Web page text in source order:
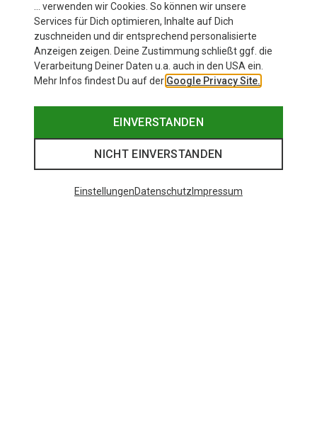
… verwenden wir Cookies. So können wir unsere
Services für Dich optimieren, Inhalte auf Dich
zuschneiden und dir entsprechend personalisierte
Anzeigen zeigen. Deine Zustimmung schließt ggf. die
Verarbeitung Deiner Daten u.a. auch in den USA ein.
Mehr Infos findest Du auf der Google Privacy Site.
EINVERSTANDEN
NICHT EINVERSTANDEN
EinstellungenDatenschutz Impressum